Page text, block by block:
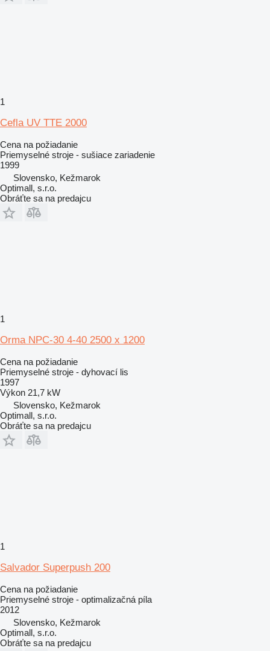
1
Cefla UV TTE 2000
Cena na požiadanie
Priemyselné stroje - sušiace zariadenie
1999
Slovensko, Kežmarok
Optimall, s.r.o.
Obráťte sa na predajcu
1
Orma NPC-30 4-40 2500 x 1200
Cena na požiadanie
Priemyselné stroje - dyhovací lis
1997
Výkon 21,7 kW
Slovensko, Kežmarok
Optimall, s.r.o.
Obráťte sa na predajcu
1
Salvador Superpush 200
Cena na požiadanie
Priemyselné stroje - optimalizačná píla
2012
Slovensko, Kežmarok
Optimall, s.r.o.
Obráťte sa na predajcu